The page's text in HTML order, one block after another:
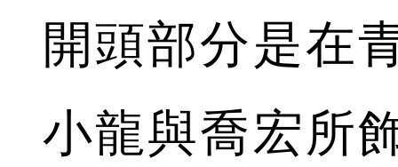
開頭部分是在
小龍與喬宏所